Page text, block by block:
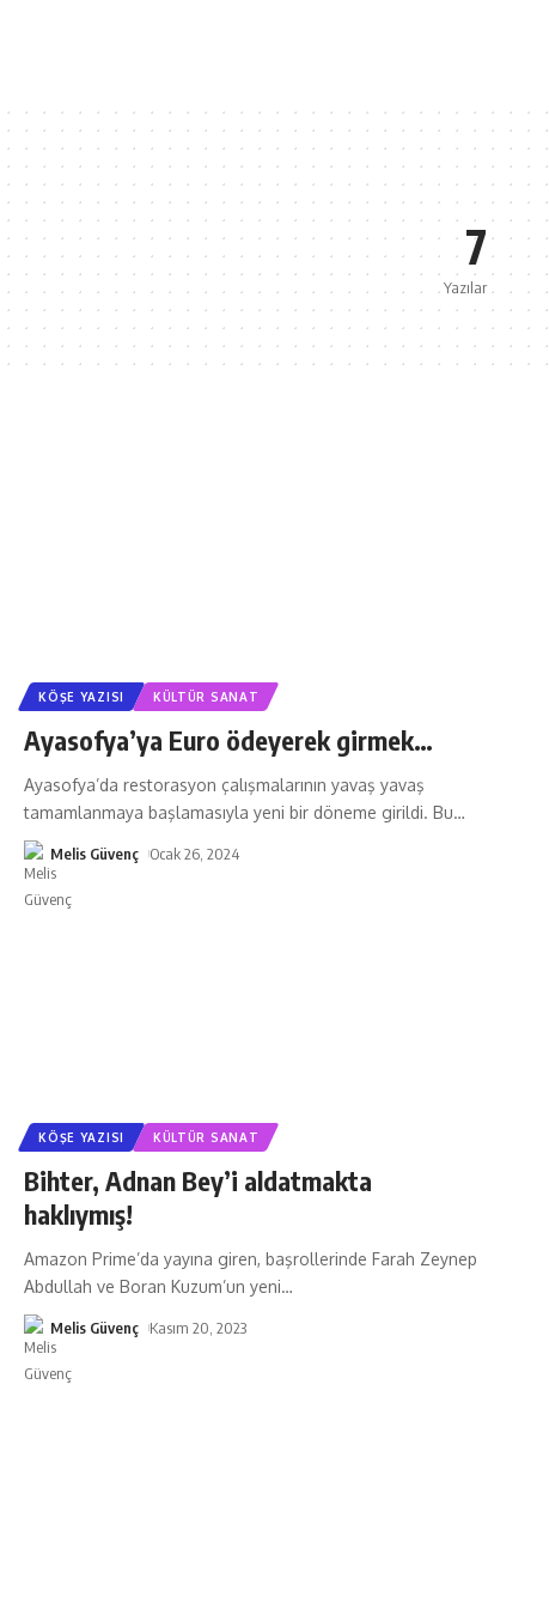
7
Yazılar
KÖŞE YAZISI KÜLTÜR SANAT
Ayasofya’ya Euro ödeyerek girmek…
Ayasofya’da restorasyon çalışmalarının yavaş yavaş
tamamlanmaya başlamasıyla yeni bir döneme girildi. Bu…
Melis Güvenç Ocak 26, 2024
KÖŞE YAZISI KÜLTÜR SANAT
Bihter, Adnan Bey’i aldatmakta
haklıymış!
Amazon Prime’da yayına giren, başrollerinde Farah Zeynep
Abdullah ve Boran Kuzum’un yeni…
Melis Güvenç Kasım 20, 2023